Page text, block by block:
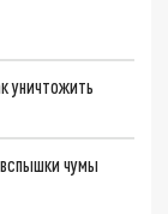
уничтожить
чумы